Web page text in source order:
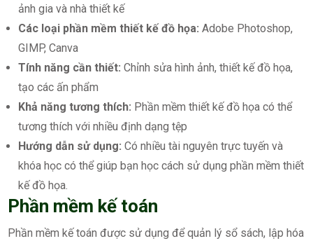
ảnh gia và nhà thiết kế
Các loại phần mềm thiết kế đồ họa: Adobe Photoshop,
GIMP, Canva
Tính năng cần thiết: Chỉnh sửa hình ảnh, thiết kế đồ họa,
tạo các ấn phẩm
Khả năng tương thích: Phần mềm thiết kế đồ họa có thể
tương thích với nhiều định dạng tệp
Hướng dẫn sử dụng: Có nhiều tài nguyên trực tuyến và
khóa học có thể giúp bạn học cách sử dụng phần mềm thiết
kế đồ họa.
Phần mềm kế toán
Phần mềm kế toán được sử dụng để quản lý sổ sách, lập hóa